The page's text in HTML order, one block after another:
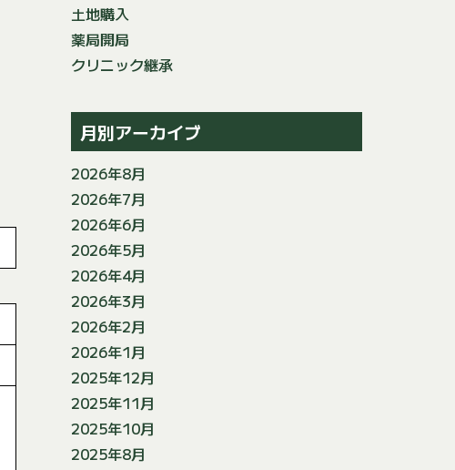
土地購入
薬局開局
クリニック継承
月別アーカイブ
2026年8月
2026年7月
2026年6月
2026年5月
2026年4月
2026年3月
2026年2月
2026年1月
2025年12月
2025年11月
2025年10月
2025年8月